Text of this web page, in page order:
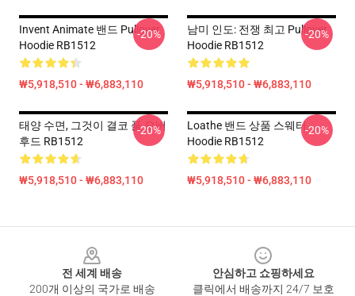
Invent Animate 밴드 Pullover
Hoodie RB1512
₩5,918,510 - ₩6,883,110
-20%
남미 인도: 전쟁 최고 Pullover
Hoodie RB1512
₩5,918,510 - ₩6,883,110
-20%
태양 수면, 그것이 결코 풀 오버
후드 RB1512
₩5,918,510 - ₩6,883,110
-20%
Loathe 밴드 상품 스웨터
Hoodie RB1512
₩5,918,510 - ₩6,883,110
-20%
전 세계 배송
200개 이상의 국가로 배송
안심하고 쇼핑하세요
클릭에서 배송까지 24/7 보호